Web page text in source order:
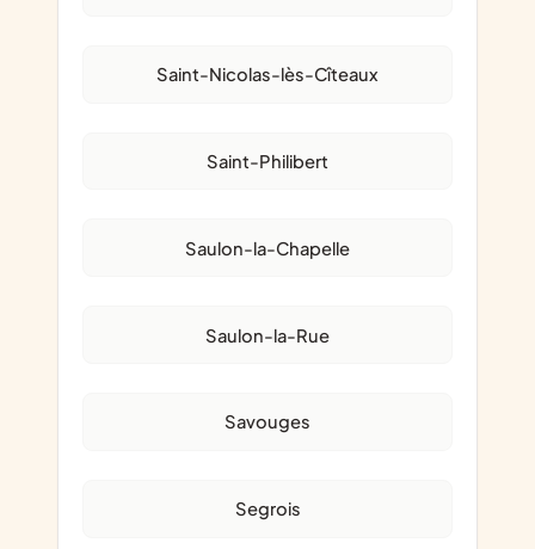
Saint-Nicolas-lès-Cîteaux
Saint-Philibert
Saulon-la-Chapelle
Saulon-la-Rue
Savouges
Segrois